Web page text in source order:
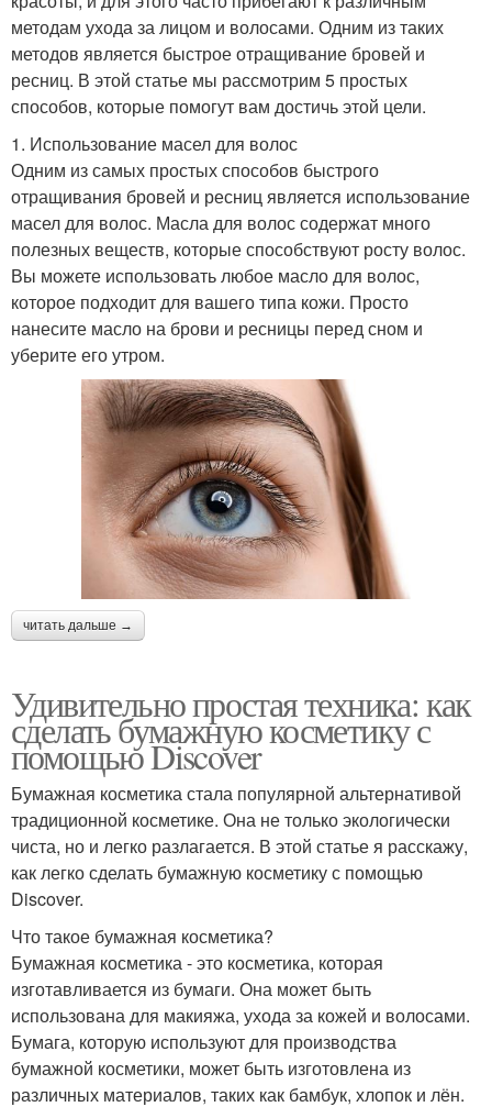
методам ухода за лицом и волосами. Одним из таких
методов является быстрое отращивание бровей и
ресниц. В этой статье мы рассмотрим 5 простых
способов, которые помогут вам достичь этой цели.
1. Использование масел для волос
Одним из самых простых способов быстрого
отращивания бровей и ресниц является использование
масел для волос. Масла для волос содержат много
полезных веществ, которые способствуют росту волос.
Вы можете использовать любое масло для волос,
которое подходит для вашего типа кожи. Просто
нанесите масло на брови и ресницы перед сном и
уберите его утром.
читать дальше →
Удивительно простая техника: как
сделать бумажную косметику с
помощью Discover
Бумажная косметика стала популярной альтернативой
традиционной косметике. Она не только экологически
чиста, но и легко разлагается. В этой статье я расскажу,
как легко сделать бумажную косметику с помощью
Discover.
Что такое бумажная косметика?
Бумажная косметика - это косметика, которая
изготавливается из бумаги. Она может быть
использована для макияжа, ухода за кожей и волосами.
Бумага, которую используют для производства
бумажной косметики, может быть изготовлена из
различных материалов, таких как бамбук, хлопок и лён.